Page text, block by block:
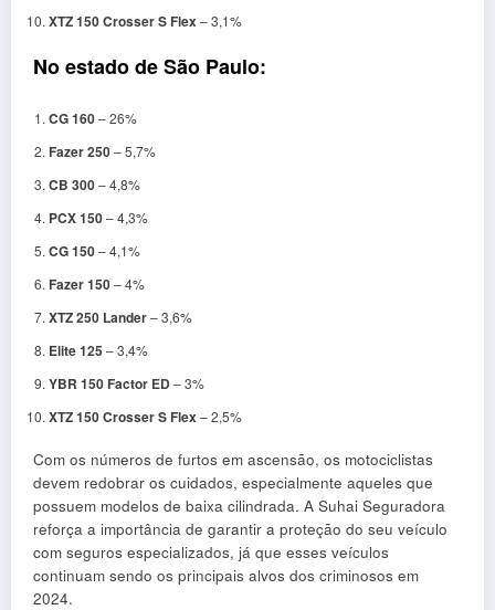
XTZ 150 Crosser S Flex – 3,1%
No estado de São Paulo:
CG 160– 26%
Fazer 250– 5,7%
CB 300– 4,8%
PCX 150– 4,3%
CG 150– 4,1%
Fazer 150– 4%
XTZ 250 Lander– 3,6%
Elite 125 – 3,4%
YBR 150 Factor ED – 3%
XTZ 150 Crosser S Flex – 2,5%
Com os números de furtos em ascensão, os motociclistas
devem redobrar os cuidados, especialmente aqueles que
possuem modelos de baixa cilindrada. A Suhai Seguradora
reforça a importância de garantir a proteção do seu veículo
com seguros especializados, já que esses veículos
continuam sendo os principais alvos dos criminosos em
2024.